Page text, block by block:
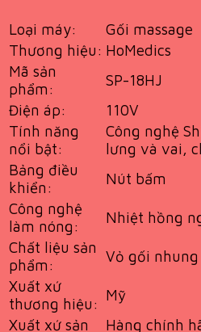
Loại máy:
Gối massage
Thương hiệu: HoMedics
Mã sản
phẩm:
SP-18HJ
Điện áp:
110V
Tính năng
nổi bật:
Công nghệ
lưng và vai,
Bảng điều
khiển:
Nút bấm
Công nghệ
làm nóng:
Nhiệt hồng
Chất liệu sản
phẩm:
Vỏ gối nhung
Xuất xứ
thương hiệu: Mỹ
Xuất xứ sản
Hàng chính